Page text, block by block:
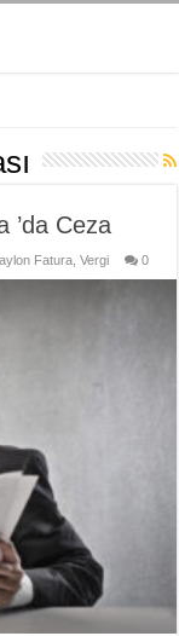
’da Ceza
Fatura ,Vergi 0